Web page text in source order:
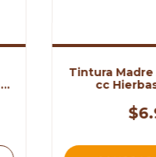
Tintura
cc